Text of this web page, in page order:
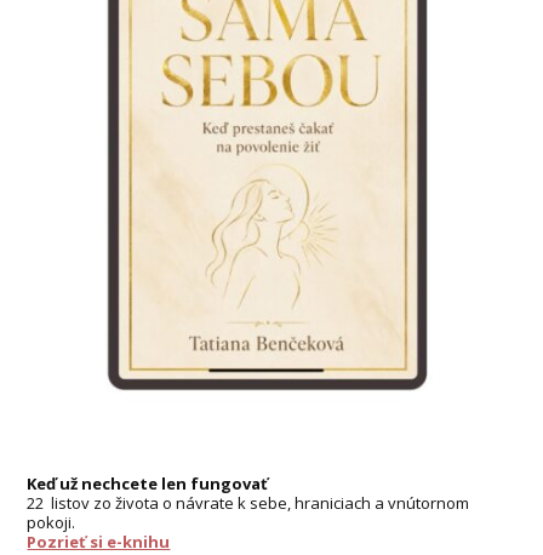
Keď už nechcete len fungovať
22 listov zo života o návrate k sebe, hraniciach a vnútornom
pokoji.
Pozrieť si e-knihu